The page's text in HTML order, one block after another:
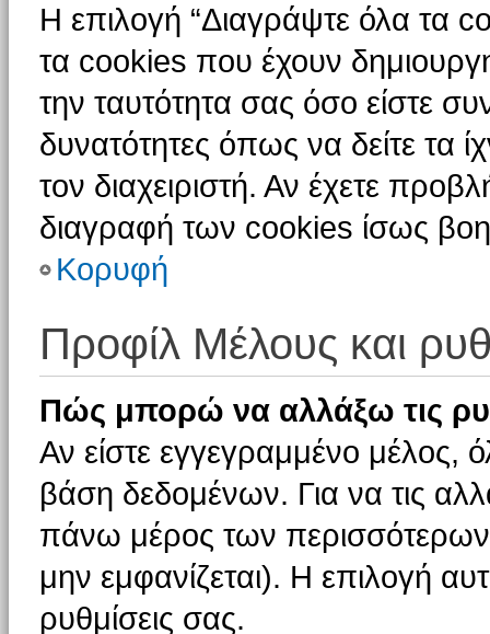
Η επιλογή “Διαγράψτε όλα τα
τα cookies που έχουν
την ταυτότητα σας όσο είστε
δυνατότητες όπως να δείτε τα
τον διαχειριστή. Αν έχετε
διαγραφή των cookies ίσως
Κορυφή
Προφίλ Μέλους και
Πώς μπορώ να αλλάξω τις
Αν είστε εγγεγραμμένο μέλος,
βάση δεδομένων. Για να τις
πάνω μέρος των περισσότερων
μην εμφανίζεται). Η επιλογή
ρυθμίσεις σας.